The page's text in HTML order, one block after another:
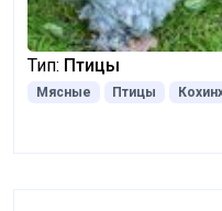
Тип: Птицы
Мясные Птицы